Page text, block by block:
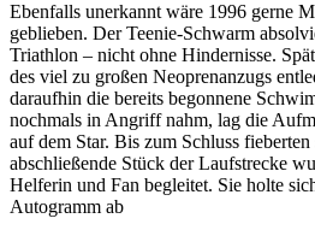
Ebenfalls unerkannt wäre 1996 gerne
geblieben. Der Teenie-Schwarm
Triathlon – nicht ohne Hindernisse.
des viel zu großen Neoprenanzugs
daraufhin die bereits begonnene
nochmals in Angriff nahm, lag die
auf dem Star. Bis zum Schluss
abschließende Stück der Laufstrecke
Helferin und Fan begleitet. Sie holte
Autogramm ab